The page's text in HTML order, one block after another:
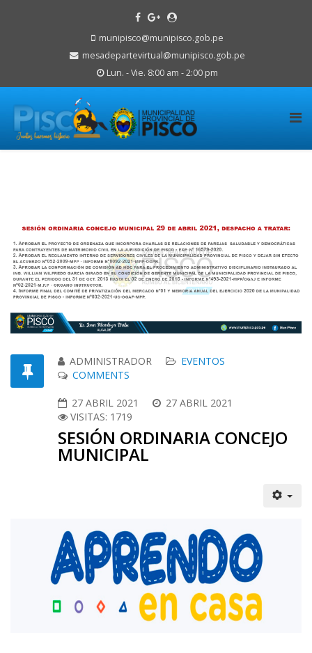
munipisco@munipisco.gob.pe
mesadepartevirtual@munipisco.gob.pe
Lun. - Vie. 8:00 am - 2:00 pm
ADMINISTRADOR
EVENTOS
COMMENTS
27 ABRIL 2021
27 ABRIL 2021
VISITAS: 1719
SESIÓN ORDINARIA CONCEJO
MUNICIPAL